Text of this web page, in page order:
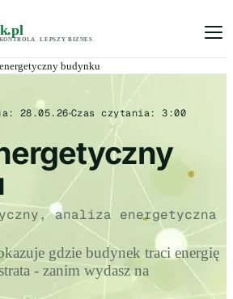
.pl
LEPSZY BIZNES
budynku
28.05.26 Czas czytania:3:00
analiza energetyczna
gdzie budynek traci energię
- zanim wydasz na